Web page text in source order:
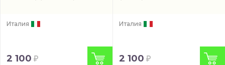
Италия
2 100
Италия
2 100